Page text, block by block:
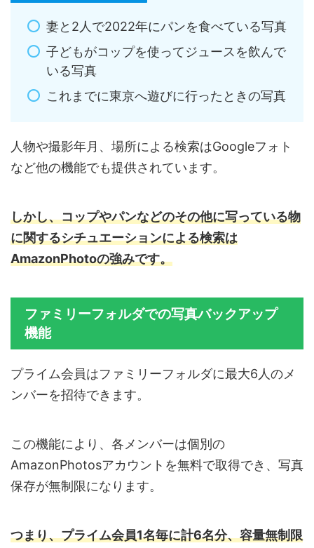
妻と2人で2022年にパンを食べている写真
子どもがコップを使ってジュースを飲んで
いる写真
これまでに東京へ遊びに行ったときの写真
人物や撮影年月、場所による検索はGoogleフォト
など他の機能でも提供されています。
しかし、コップやパンなどのその他に写っている物
に関するシチュエーションによる検索は
AmazonPhotoの強みです。
ファミリーフォルダでの写真バックアップ
機能
プライム会員はファミリーフォルダに最大6人のメ
ンバーを招待できます。
この機能により、各メンバーは個別の
AmazonPhotosアカウントを無料で取得でき、写真
保存が無制限になります。
つまり、プライム会員1名毎に計6名分、容量無制限